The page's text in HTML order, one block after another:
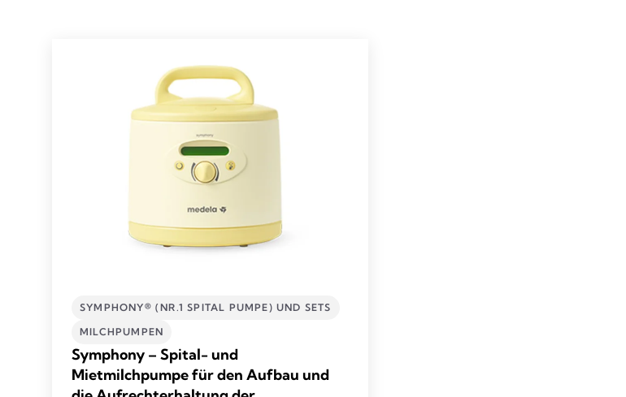
SYMPHONY® (NR.1 SPITAL PUMPE) UND SETS
MILCHPUMPEN
Symphony – Spital- und
Mietmilchpumpe für den Aufbau und